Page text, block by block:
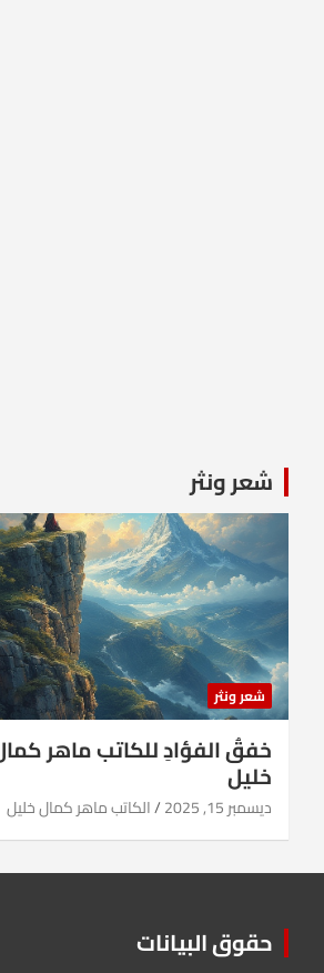
شعر ونثر
شعر ونثر
خفقُ الفؤادِ للكاتب ماهر
خليل
ديسمبر 15, 2025 الكاتب ماهر كمال خليل
حقوق البيانات